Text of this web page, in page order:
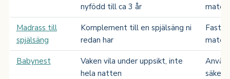
nyfödd till ca 3 år
Madrass till
spjälsäng
Komplement till en spjälsäng ni
redan har
Babynest
Vaken vila under uppsikt, inte
hela natten